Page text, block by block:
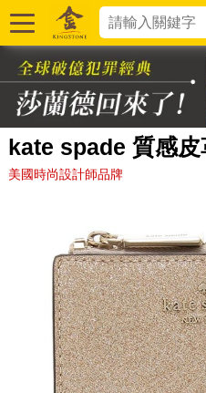
kate spade 質感
美國時尚設計師品牌